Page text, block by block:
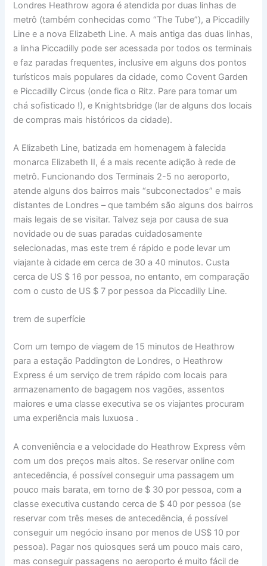
Londres Heathrow agora é atendida por duas linhas de
metrô (também conhecidas como “The Tube”), a Piccadilly
Line e a nova Elizabeth Line. A mais antiga das duas linhas,
a linha Piccadilly pode ser acessada por todos os terminais
e faz paradas frequentes, inclusive em alguns dos pontos
turísticos mais populares da cidade, como Covent Garden
e Piccadilly Circus (onde fica o Ritz. Pare para tomar um
chá sofisticado !), e Knightsbridge (lar de alguns dos locais
de compras mais históricos da cidade).
A Elizabeth Line, batizada em homenagem à falecida
monarca Elizabeth II, é a mais recente adição à rede de
metrô. Funcionando dos Terminais 2-5 no aeroporto,
atende alguns dos bairros mais “subconectados” e mais
distantes de Londres – que também são alguns dos bairros
mais legais de se visitar. Talvez seja por causa de sua
novidade ou de suas paradas cuidadosamente
selecionadas, mas este trem é rápido e pode levar um
viajante à cidade em cerca de 30 a 40 minutos. Custa
cerca de US $ 16 por pessoa, no entanto, em comparação
com o custo de US $ 7 por pessoa da Piccadilly Line.
trem de superfície
Com um tempo de viagem de 15 minutos de Heathrow
para a estação Paddington de Londres, o Heathrow
Express é um serviço de trem rápido com locais para
armazenamento de bagagem nos vagões, assentos
maiores e uma classe executiva se os viajantes procuram
uma experiência mais luxuosa .
A conveniência e a velocidade do Heathrow Express vêm
com um dos preços mais altos. Se reservar online com
antecedência, é possível conseguir uma passagem um
pouco mais barata, em torno de $ 30 por pessoa, com a
classe executiva custando cerca de $ 40 por pessoa (se
reservar com três meses de antecedência, é possível
conseguir um negócio insano por menos de US$ 10 por
pessoa). Pagar nos quiosques será um pouco mais caro,
mas conseguir passagens no aeroporto é muito fácil de